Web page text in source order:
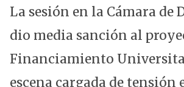
La sesión en la Cámara de
dio media sanción al
Financiamiento
escena cargada de tensión